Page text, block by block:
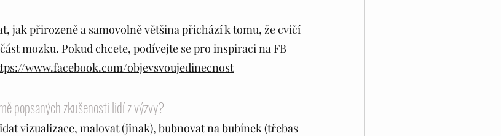
jak přirozeně a samovolně většina přichází k tomu, že cvičí
mozku. Pokud chcete, podívejte se pro inspiraci na FB
www.facebook.com/objevsvoujedinecnost
popsaných zkušenosti lidí z výzvy?
vizualizace, malovat (jinak), bubnovat na bubínek (třebas